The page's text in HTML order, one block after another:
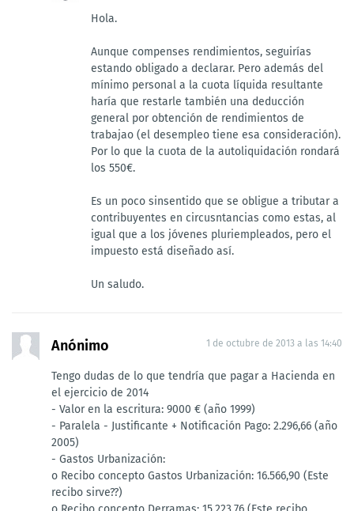
Hola.
Aunque compenses rendimientos, seguirías
estando obligado a declarar. Pero además del
mínimo personal a la cuota líquida resultante
haría que restarle también una deducción
general por obtención de rendimientos de
trabajao (el desempleo tiene esa consideración).
Por lo que la cuota de la autoliquidación rondará
los 550€.
Es un poco sinsentido que se obligue a tributar a
contribuyentes en circusntancias como estas, al
igual que a los jóvenes pluriempleados, pero el
impuesto está diseñado así.
Un saludo.
Anónimo 1 de octubre de 2013 a las 14:40
Tengo dudas de lo que tendría que pagar a Hacienda en
el ejercicio de 2014
- Valor en la escritura: 9000 € (año 1999)
- Paralela - Justificante + Notificación Pago: 2.296,66 (año
2005)
- Gastos Urbanización:
o Recibo concepto Gastos Urbanización: 16.566,90 (Este
recibo sirve??)